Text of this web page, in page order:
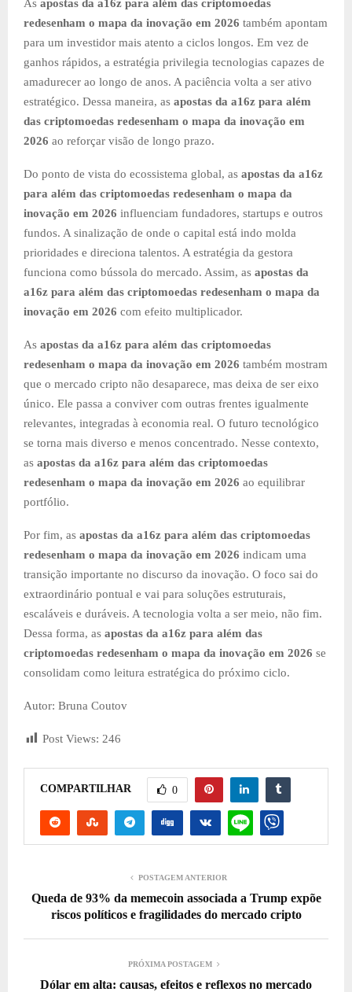
As apostas da a16z para além das criptomoedas
redesenham o mapa da inovação em 2026 também apontam
para um investidor mais atento a ciclos longos. Em vez de
ganhos rápidos, a estratégia privilegia tecnologias capazes de
amadurecer ao longo de anos. A paciência volta a ser ativo
estratégico. Dessa maneira, as apostas da a16z para além
das criptomoedas redesenham o mapa da inovação em
2026 ao reforçar visão de longo prazo.
Do ponto de vista do ecossistema global, as apostas da a16z
para além das criptomoedas redesenham o mapa da
inovação em 2026 influenciam fundadores, startups e outros
fundos. A sinalização de onde o capital está indo molda
prioridades e direciona talentos. A estratégia da gestora
funciona como bússola do mercado. Assim, as apostas da
a16z para além das criptomoedas redesenham o mapa da
inovação em 2026 com efeito multiplicador.
As apostas da a16z para além das criptomoedas
redesenham o mapa da inovação em 2026 também mostram
que o mercado cripto não desaparece, mas deixa de ser eixo
único. Ele passa a conviver com outras frentes igualmente
relevantes, integradas à economia real. O futuro tecnológico
se torna mais diverso e menos concentrado. Nesse contexto,
as apostas da a16z para além das criptomoedas
redesenham o mapa da inovação em 2026 ao equilibrar
portfólio.
Por fim, as apostas da a16z para além das criptomoedas
redesenham o mapa da inovação em 2026 indicam uma
transição importante no discurso da inovação. O foco sai do
extraordinário pontual e vai para soluções estruturais,
escaláveis e duráveis. A tecnologia volta a ser meio, não fim.
Dessa forma, as apostas da a16z para além das
criptomoedas redesenham o mapa da inovação em 2026 se
consolidam como leitura estratégica do próximo ciclo.
Autor: Bruna Coutov
Post Views: 246
COMPARTILHAR 0
POSTAGEM ANTERIOR
Queda de 93% da memecoin associada a Trump expõe
riscos políticos e fragilidades do mercado cripto
PRÓXIMA POSTAGEM
Dólar em alta: causas, efeitos e reflexos no mercado